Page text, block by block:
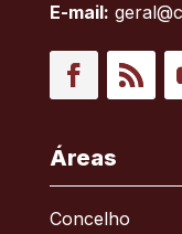
E-mail:
Áreas
Concelho